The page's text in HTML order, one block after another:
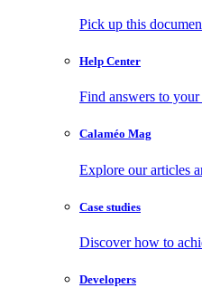
Pick up this
Help Center
Find answers to
Calaméo Mag
Explore our articles
Case studies
Discover how to
Developers